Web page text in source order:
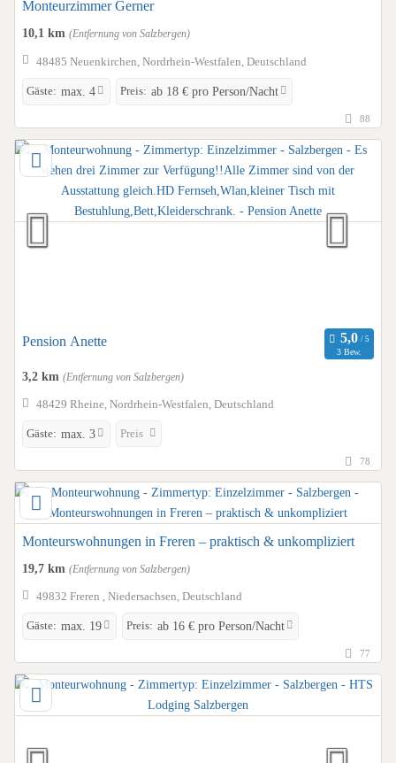
Monteurzimmer Gerner
10,1 km (Entfernung von Salzbergen)
48485 Neuenkirchen, Nordrhein-Westfalen, Deutschland
Gäste: max. 4 Preis: ab 18 € pro Person/Nacht
88
Pension Anette
3 Bew.
3,2 km (Entfernung von Salzbergen)
48429 Rheine, Nordrhein-Westfalen, Deutschland
Gäste: max. 3 Preis
78
Monteurswohnungen in Freren – praktisch & unkompliziert
19,7 km (Entfernung von Salzbergen)
49832 Freren , Niedersachsen, Deutschland
Gäste: max. 19 Preis: ab 16 € pro Person/Nacht
77